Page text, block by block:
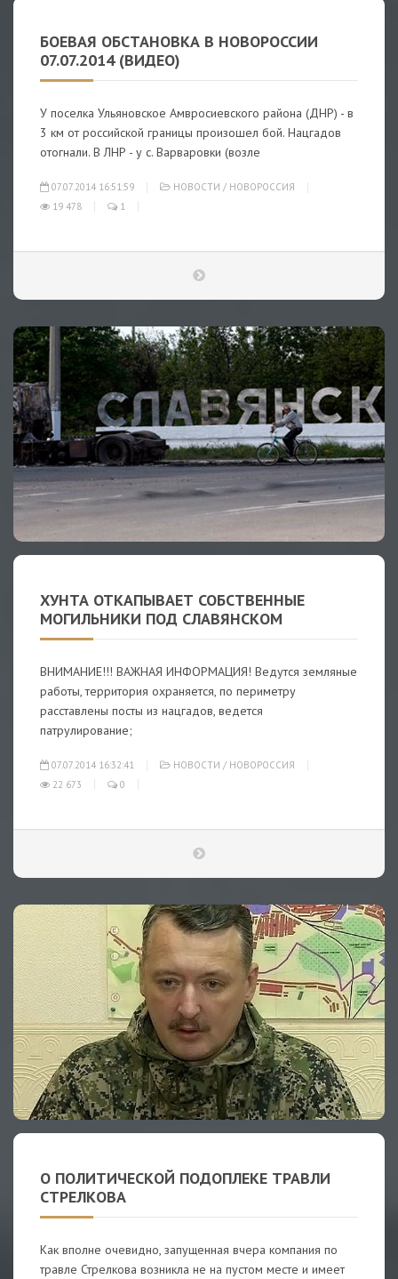
БОЕВАЯ ОБСТАНОВКА В НОВОРОССИИ
07.07.2014 (ВИДЕО)
У поселка Ульяновское Амвросиевского района (ДНР) - в
3 км от российской границы произошел бой. Нацгадов
отогнали. В ЛНР - у с. Варваровки (возле
07.07.2014 16:51:59 НОВОСТИ / НОВОРОССИЯ
19 478
1
ХУНТА ОТКАПЫВАЕТ СОБСТВЕННЫЕ
МОГИЛЬНИКИ ПОД СЛАВЯНСКОМ
ВНИМАНИЕ!!! ВАЖНАЯ ИНФОРМАЦИЯ! Ведутся земляные
работы, территория охраняется, по периметру
расставлены посты из нацгадов, ведется
патрулирование;
07.07.2014 16:32:41 НОВОСТИ / НОВОРОССИЯ
22 673
0
О ПОЛИТИЧЕСКОЙ ПОДОПЛЕКЕ ТРАВЛИ
СТРЕЛКОВА
Как вполне очевидно, запущенная вчера компания по
травле Стрелкова возникла не на пустом месте и имеет